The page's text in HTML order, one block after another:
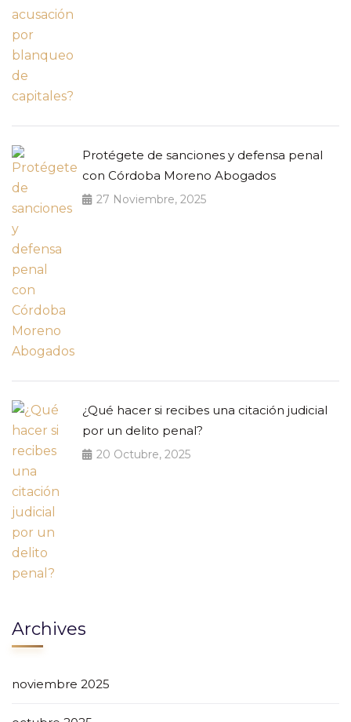
Protégete de sanciones y defensa penal
con Córdoba Moreno Abogados
27 Noviembre, 2025
¿Qué hacer si recibes una citación judicial
por un delito penal?
20 Octubre, 2025
Archives
noviembre 2025